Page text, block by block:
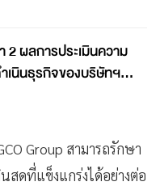
2 ผลการประเมินความ
เนินธุรกิจของบริษัทฯ
Group สามารถรักษา
สดที่แข็งแกร่งได้อย่างต่อ